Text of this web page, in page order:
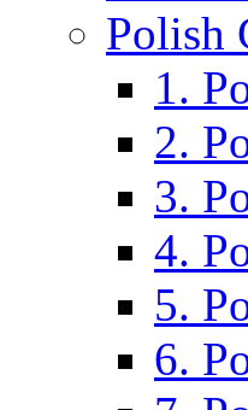
Polish
1.
2.
3.
4.
5.
6.